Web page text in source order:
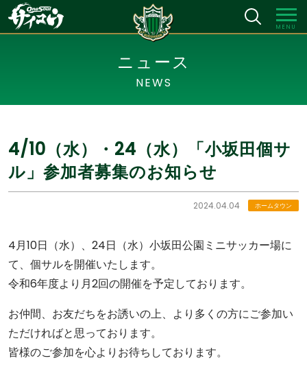
MENU
ニュース
NEWS
4/10（水）・24（水）「小坂田個サ
ル」参加者募集のお知らせ
2024.04.04 ホームタウン
4月10日（水）、24日（水）小坂田公園ミニサッカー場に
て、個サルを開催いたします。
令和6年度より月2回の開催を予定しております。
お仲間、お友だちをお誘いの上、より多くの方にご参加い
ただければと思っております。
皆様のご参加を心よりお待ちしております。